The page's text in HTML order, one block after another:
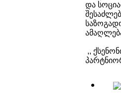
და
,,